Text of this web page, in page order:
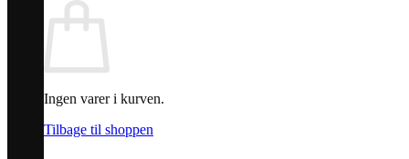
Ingen varer i kurven.
Tilbage til shoppen